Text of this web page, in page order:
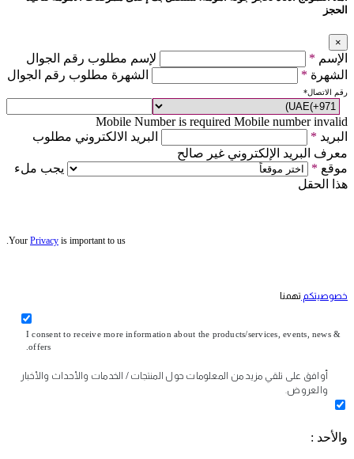
الحجز
×
الإسم *
لإسم مطلوب رقم الجوال
الشهرة * الشهرة مطلوب رقم الجوال
رقم الاتصال*
Mobile Number is required Mobile number invalid
البريد *
البريد الالكتروني مطلوب
معرف البريد الإلكتروني غير صالح
موقع *
يجب ملء
هذا الحقل
Your Privacy is important to us.
خصوصيتكم تهمنا
I consent to receive more information about the products/services, events, news &
offers.
أوافق على تلقي مزيد من المعلومات حول المنتجات / الخدمات والأحداث والأخبار
والعروض.
والأحد :